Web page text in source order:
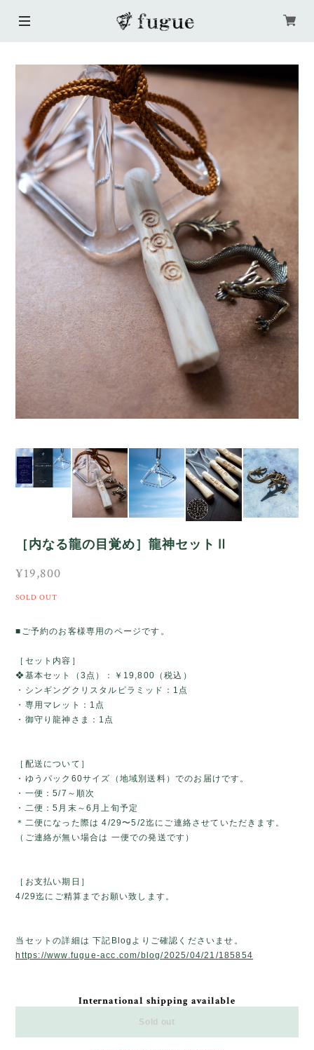
［内なる龍の目覚め］龍神セットⅡ
¥19,800
SOLD OUT
■ご予約のお客様専用のページです。
［セット内容］
❖基本セット（3点）：￥19,800（税込）
・シンギングクリスタルピラミッド：1点
・専用マレット：1点
・御守り龍神さま：1点
［配送について］
・ゆうパック60サイズ（地域別送料）でのお届けです。
・一便：5/7～順次
・二便：5月末～6月上旬予定
＊二便になった際は 4/29〜5/2迄にご連絡させていただきます。
（ご連絡が無い場合は 一便での発送です）
［お支払い期日］
4/29迄にご精算までお願い致します。
当セットの詳細は 下記Blogよりご確認くださいませ。
https://www.fugue-acc.com/blog/2025/04/21/185854
International shipping available
Sold out